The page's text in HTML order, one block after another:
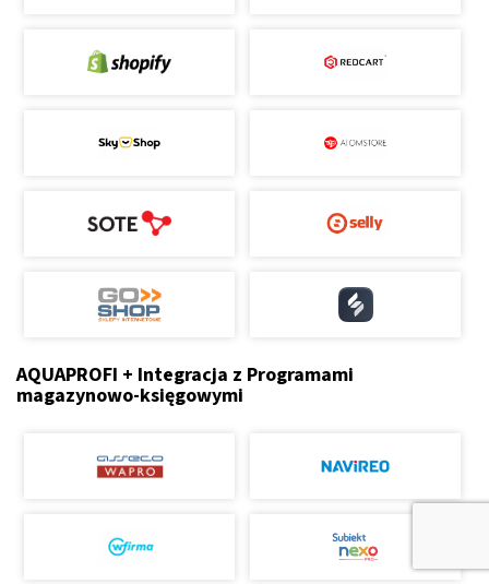
AQUAPROFI + Integracja z Programami
magazynowo-księgowymi